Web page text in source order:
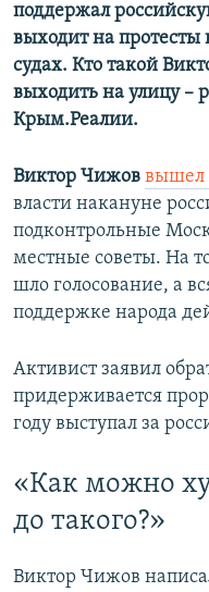
поддержал
выходит на протесты
судах. Кто такой
выходить на улицу –
Крым.Реалии.
Виктор Чижов вышел
власти накануне
подконтрольные
местные советы. На
шло голосование, а
поддержке народа
Активист заявил
придерживается
году выступал за
«Как можно
до такого?»
Виктор Чижов